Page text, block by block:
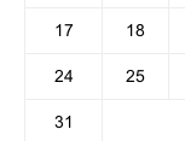
17 18
24 25
31